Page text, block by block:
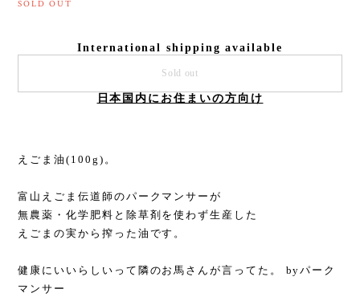
SOLD OUT
International shipping available
Sold out
日本国内にお住まいの方向け
えごま油(100g)。
富山えごま伝道師のパークマンサーが
無農薬・化学肥料と除草剤を使わず生産した
えごまの実から搾った油です。
健康にいいらしいって隣のお馬さんが言ってた。 byパーク
マンサー